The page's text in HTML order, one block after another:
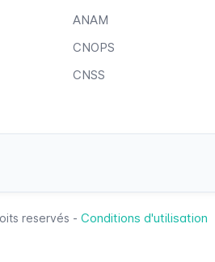
ANAM
CNOPS
CNSS
reservés - Conditions d'utilisation